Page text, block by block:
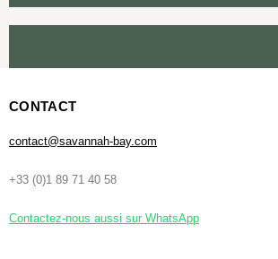
CONTACT
contact@savannah-bay.com
+33 (0)1 89 71 40 58
Contactez-nous aussi sur WhatsApp